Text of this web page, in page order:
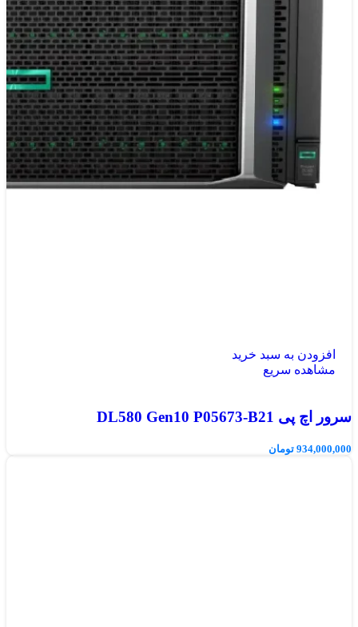
افزودن به سبد خرید
مشاهده سریع
سرور اچ پی DL580 Gen10 P05673-B21
934,000,000 تومان